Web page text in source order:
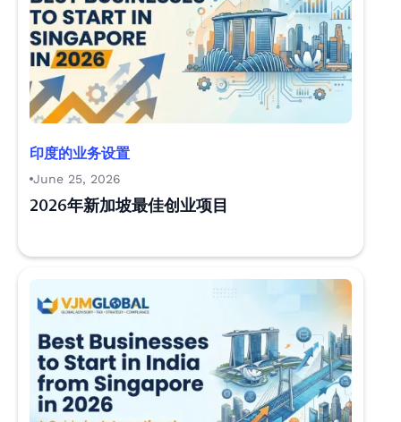
印度的业务设置
June 25, 2026
2026年新加坡最佳创业项目